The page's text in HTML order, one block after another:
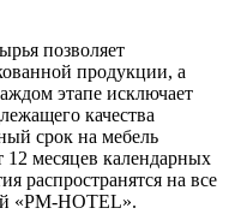
позволяет
продукции, а
этапе исключает
качества
срок на мебель
месяцев календарных
распространятся на все
«PM-HOTEL».